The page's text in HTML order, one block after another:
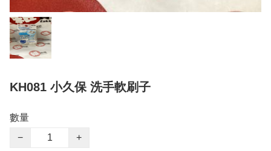
KH081 小久保 洗手軟刷子
數量
−
+